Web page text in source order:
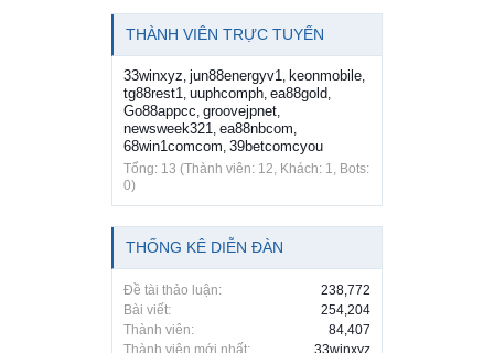
THÀNH VIÊN TRỰC TUYẾN
33winxyz, jun88energyv1, keonmobile,
tg88rest1, uuphcomph, ea88gold,
Go88appcc, groovejpnet,
newsweek321, ea88nbcom,
68win1comcom, 39betcomcyou
Tổng: 13 (Thành viên: 12, Khách: 1, Bots:
0)
THỐNG KÊ DIỄN ĐÀN
Đề tài thảo luận:
238,772
Bài viết:
254,204
Thành viên:
84,407